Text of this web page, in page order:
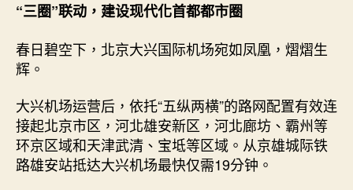
“三圈”联动，建设现代化首都都市圈
春日碧空下，北京大兴国际机场宛如凤凰，熠熠生
辉。
大兴机场运营后，依托“五纵两横”的路网配置有效连
接起北京市区，河北雄安新区，河北廊坊、霸州等
环京区域和天津武清、宝坻等区域。从京雄城际铁
路雄安站抵达大兴机场最快仅需19分钟。